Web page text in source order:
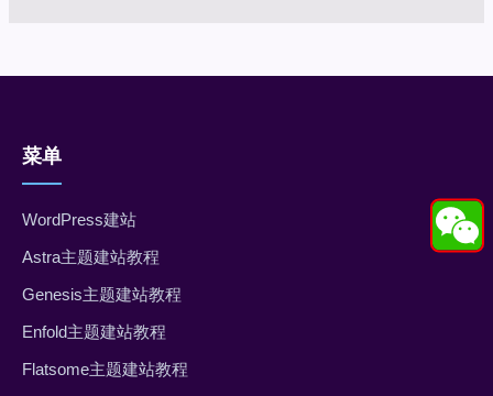
菜单
WordPress建站
Astra主题建站教程
Genesis主题建站教程
Enfold主题建站教程
Flatsome主题建站教程